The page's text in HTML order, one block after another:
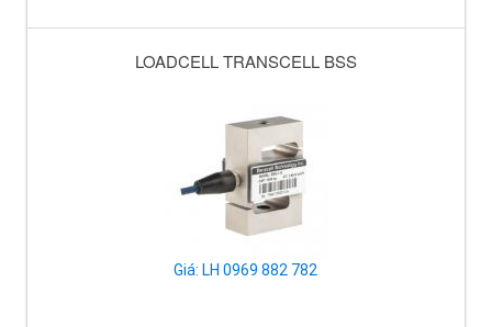
LOADCELL TRANSCELL BSS
Giá: LH 0969 882 782